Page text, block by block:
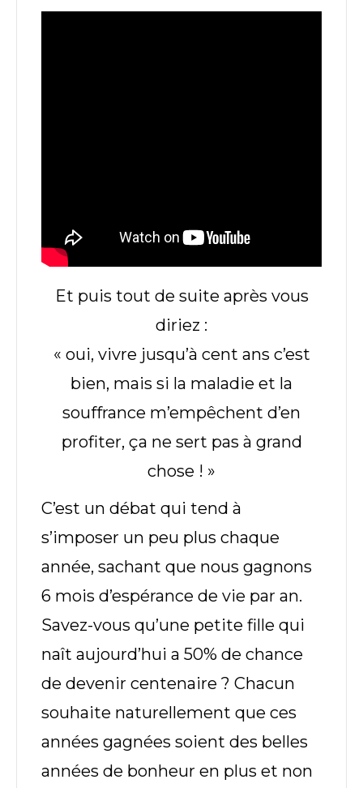
Et puis tout de suite après vous
diriez :
« oui, vivre jusqu’à cent ans c’est
bien, mais si la maladie et la
souffrance m’empêchent d’en
profiter, ça ne sert pas à grand
chose ! »
C’est un débat qui tend à
s’imposer un peu plus chaque
année, sachant que nous gagnons
6 mois d’espérance de vie par an.
Savez-vous qu’une petite fille qui
naît aujourd’hui a 50% de chance
de devenir centenaire ? Chacun
souhaite naturellement que ces
années gagnées soient des belles
années de bonheur en plus et non